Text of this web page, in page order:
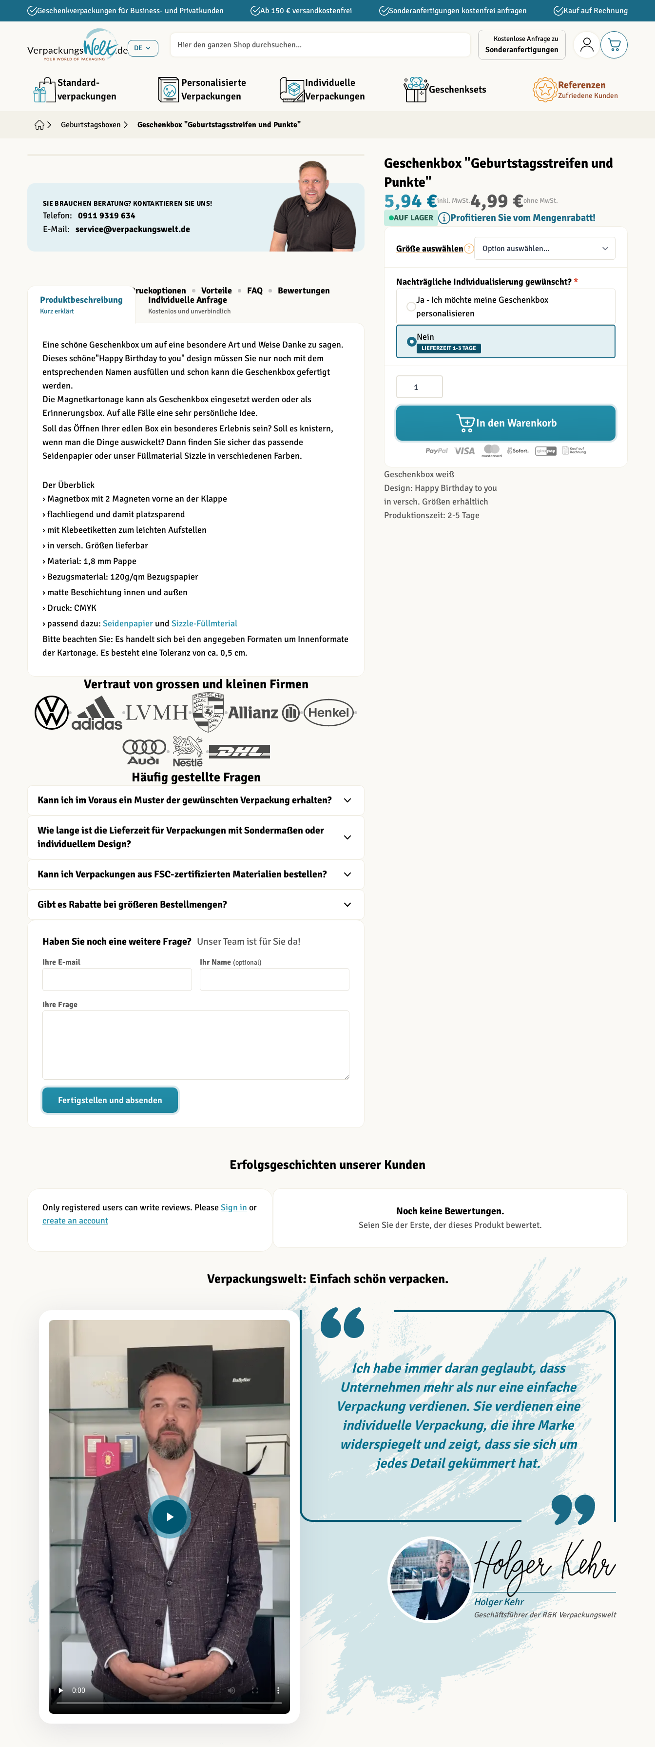
Direkt zum InhaltGeschenkverpackungen für Business- und Privatkunden Ab 150 € versandkostenfrei Sonderanfertigungen kostenfrei anfragen Kauf auf Rechnung
DE
Kostenlose Anfrage zu
Sonderanfertigungen
Standard­
verpackungen
Personalisierte
Verpackungen
Individuelle
Verpackungen
Geschenksets Referenzen
Zufriedene Kunden
Geburtstagsboxen Geschenkbox "Geburtstagsstreifen und Punkte"
SIE BRAUCHEN BERATUNG? KONTAKTIEREN SIE UNS!
Telefon: 0911 9319 634
E-Mail: service@verpackungswelt.de
Druckoptionen Vorteile FAQ
Bewertungen
Produktbeschreibung
Kurz erklärt
Individuelle Anfrage
Kostenlos und unverbindlich
Eine schöne Geschenkbox um auf eine besondere Art und Weise Danke zu sagen.
Dieses schöne"Happy Birthday to you" design müssen Sie nur noch mit dem
entsprechenden Namen ausfüllen und schon kann die Geschenkbox gefertigt
werden.
Die Magnetkartonage kann als Geschenkbox eingesetzt werden oder als
Erinnerungsbox. Auf alle Fälle eine sehr persönliche Idee.
Soll das Öffnen Ihrer edlen Box ein besonderes Erlebnis sein? Soll es knistern,
wenn man die Dinge auswickelt? Dann finden Sie sicher das passende
Seidenpapier oder unser Füllmaterial Sizzle in verschiedenen Farben.
Der Überblick
› Magnetbox mit 2 Magneten vorne an der Klappe
› flachliegend und damit platzsparend
› mit Klebeetiketten zum leichten Aufstellen
› in versch. Größen lieferbar
› Material: 1,8 mm Pappe
› Bezugsmaterial: 120g/qm Bezugspapier
› matte Beschichtung innen und außen
› Druck: CMYK
› passend dazu: Seidenpapier und Sizzle-Füllmterial
Bitte beachten Sie: Es handelt sich bei den angegeben Formaten um Innenformate
der Kartonage. Es besteht eine Toleranz von ca. 0,5 cm.
Vertraut von grossen und kleinen Firmen
Häufig gestellte Fragen
Kann ich im Voraus ein Muster der gewünschten Verpackung erhalten?
Wie lange ist die Lieferzeit für Verpackungen mit Sondermaßen oder
individuellem Design?
Kann ich Verpackungen aus FSC-zertifizierten Materialien bestellen?
Gibt es Rabatte bei größeren Bestellmengen?
Haben Sie noch eine weitere Frage? Unser Team ist für Sie da!
Ihre E-mail Ihr Name (optional)
Ihre Frage
Fertigstellen und absenden
Geschenkbox "Geburtstagsstreifen und
Punkte"
5,94 €inkl. MwSt.4,99 €ohne MwSt.
AUF LAGER Profitieren Sie vom Mengenrabatt!
Größe auswählen
Nachträgliche Individualisierung gewünscht?*
Ja - Ich möchte meine Geschenkbox
personalisieren
Nein
LIEFERZEIT 1-3 TAGE
Menge
In den Warenkorb
Geschenkbox weiß
Design: Happy Birthday to you
in versch. Größen erhältlich
Produktionszeit: 2-5 Tage
Erfolgsgeschichten unserer Kunden
Only registered users can write reviews. PleaseSign in or
create an account
Noch keine Bewertungen.
Seien Sie der Erste, der dieses Produkt bewertet.
Verpackungswelt: Einfach schön verpacken.
Ich habe immer daran geglaubt, dass
Unternehmen mehr als nur eine einfache
Verpackung verdienen. Sie verdienen eine
individuelle Verpackung, die ihre Marke
widerspiegelt und zeigt, dass sie sich um
jedes Detail gekümmert hat.
Holger Kehr
Geschäftsführer der R&K Verpackungswelt